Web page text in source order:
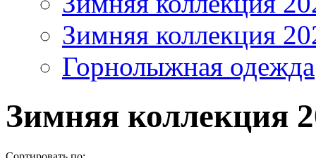
Зимняя коллекция
Горнолыжная одежда
Зимняя коллекция